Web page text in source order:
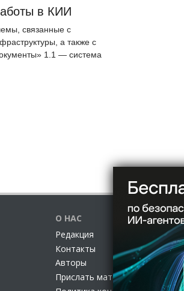
в КИИ
связанные с
а также с
1.1 — система
О НАС
Редакция
Контакты
Авторы
Прислать материал